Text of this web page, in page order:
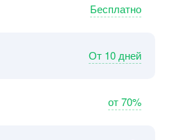
Бесплатно
От 10 дней
от 70%